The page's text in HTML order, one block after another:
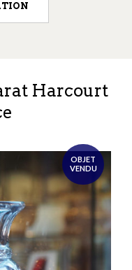
Harcourt
OBJET
VENDU